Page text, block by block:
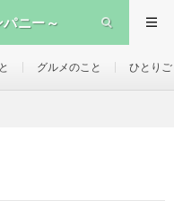
ニー～
グルメのこと ひとり